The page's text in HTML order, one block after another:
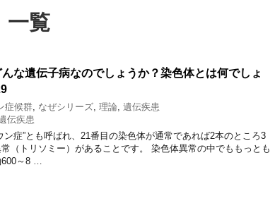
一覧
な遺伝子病なのでしょうか？染色体とは何でしょ
症候群, なぜシリーズ, 理論, 遺伝疾患
伝疾患
ン症”とも呼ばれ、21番目の染色体が通常であれば2本のところ3
（トリソミー）があることです。 染色体異常の中でももっとも
600～8 …